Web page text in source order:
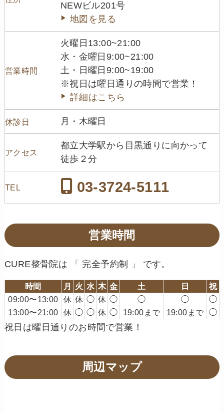
NEWビル201号
地図を見る
営業時間
火曜日13:00~21:00
水・金曜日9:00~21:00
土・日曜日9:00~19:00
※祝日は曜日通りの時間で営業！
詳細はこちら
休診日 月・木曜日
アクセス
都立大学駅から目黒通りに向かって
徒歩２分
TEL 03-3724-5111
営業時間
CURE整骨院は 「 完全予約制 」 です。
時間 月 火 水 木 金 土 日
祝
09:00〜13:00
休 休 ◯ 休 ◯ ◯ ◯
◯
13:00〜21:00
休 ◯ ◯ 休 ◯ 19:00まで 19:00まで ◯
祝日は曜日通りのお時間で営業！
周辺マップ